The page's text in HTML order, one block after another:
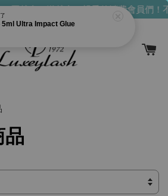
買越多，送越多！親愛的消費會員們！
品
5ml Ultra Impact Glue